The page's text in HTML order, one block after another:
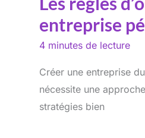
entreprise
4 minutes de lecture
Créer une entreprise
nécessite une
stratégies bien